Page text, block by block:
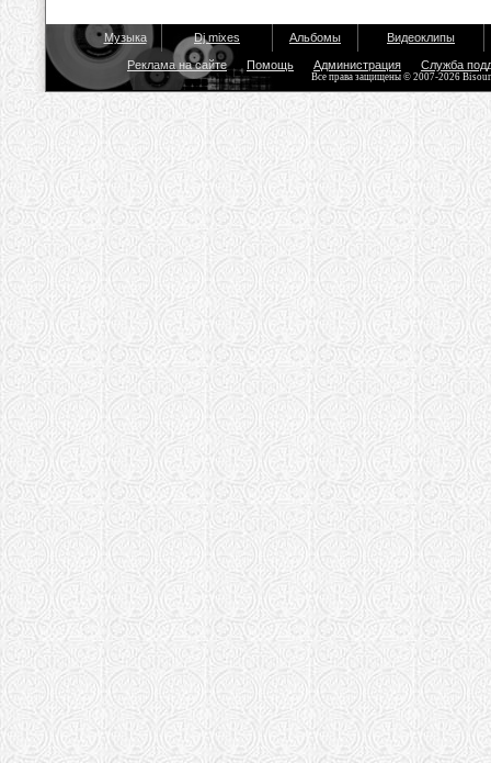
Музыка Dj mixes Альбомы Видеоклипы
Реклама на сайте Помощь Администрация Служба
Все права защищены © 2007-2026